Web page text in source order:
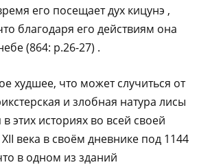
его посещает дух кицунэ ,
благодаря его действиям она
(864: p.26-27) .​‌‌​‌‌​
худшее, что может случиться от
и злобная натура лисы
этих историях во всей своей
века в своём дневнике под 1144
в одном из зданий